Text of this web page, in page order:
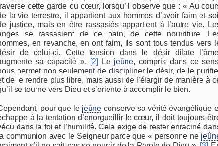
cette garde du cœur, lorsqu’il observe que : « Au
la vie terrestre, il appartient aux hommes d’avoir faim et
justice, mais en être rassasiés appartient à l’autre vie.
se rassasient de ce pain, de cette nourriture.
en revanche, en ont faim, ils sont tous tendus vers
de celui-ci. Cette tension dans le désir dilate
sa capacité ».
[2] Le jeûne, compris dans ce
permet non seulement de discipliner le désir, de le
de le rendre plus libre, mais aussi de l’élargir de manière à
se tourne vers Dieu et s’oriente à accomplir le bien.
pour que le jeûne conserve sa vérité évangélique
à la tentation d’enorgueillir le cœur, il doit toujours
dans la foi et l’humilité. Cela exige de rester enraciné
communion avec le Seigneur parce que « personne ne